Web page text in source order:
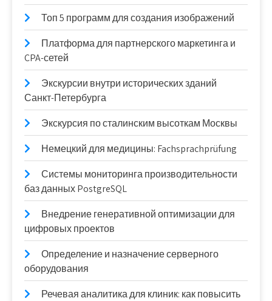
Топ 5 программ для создания изображений
Платформа для партнерского маркетинга и
CPA-сетей
Экскурсии внутри исторических зданий
Санкт-Петербурга
Экскурсия по сталинским высоткам Москвы
Немецкий для медицины: Fachsprachprüfung
Системы мониторинга производительности
баз данных PostgreSQL
Внедрение генеративной оптимизации для
цифровых проектов
Определение и назначение серверного
оборудования
Речевая аналитика для клиник: как повысить